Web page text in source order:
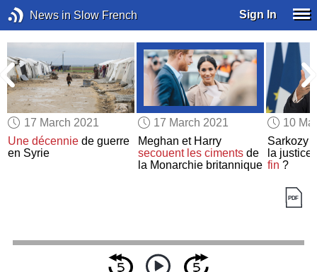
News in Slow French Sign In
17 March 2021
Une décennie de guerre
en Syrie
17 March 2021
Meghan et Harry
secouent les cimentsde
la Monarchie britannique
10
Sarkozy
la justice
fin ?